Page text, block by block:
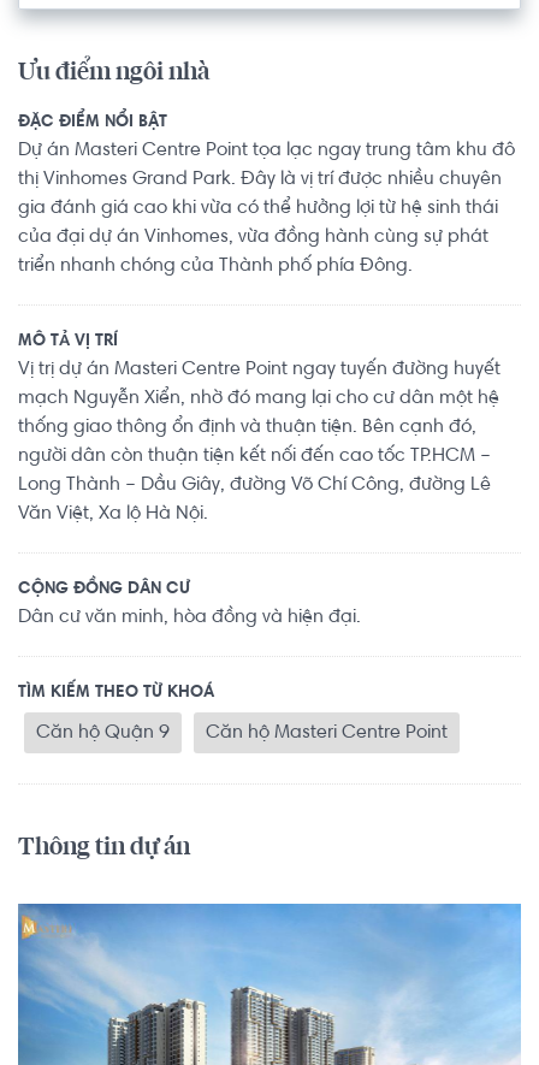
Ưu điểm ngôi nhà
ĐẶC ĐIỂM NỔI BẬT
Dự án Masteri Centre Point tọa lạc ngay trung tâm khu đô
thị Vinhomes Grand Park. Đây là vị trí được nhiều chuyên
gia đánh giá cao khi vừa có thể hưởng lợi từ hệ sinh thái
của đại dự án Vinhomes, vừa đồng hành cùng sự phát
triển nhanh chóng của Thành phố phía Đông.
MÔ TẢ VỊ TRÍ
Vị trị dự án Masteri Centre Point ngay tuyến đường huyết
mạch Nguyễn Xiển, nhờ đó mang lại cho cư dân một hệ
thống giao thông ổn định và thuận tiện. Bên cạnh đó,
người dân còn thuận tiện kết nối đến cao tốc TP.HCM –
Long Thành – Dầu Giây, đường Võ Chí Công, đường Lê
Văn Việt, Xa lộ Hà Nội.
CỘNG ĐỒNG DÂN CƯ
Dân cư văn minh, hòa đồng và hiện đại.
TÌM KIẾM THEO TỪ KHOÁ
Căn hộ Quận 9 Căn hộ Masteri Centre Point
Thông tin dự án